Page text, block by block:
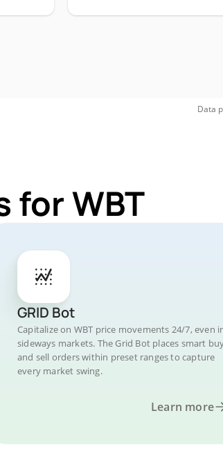
Data
for WBT
GRID Bot
Capitalize on WBT price movements 24/7, even
sideways markets. The Grid Bot places smart
and sell orders within preset ranges to capture
every market swing.
Learn more